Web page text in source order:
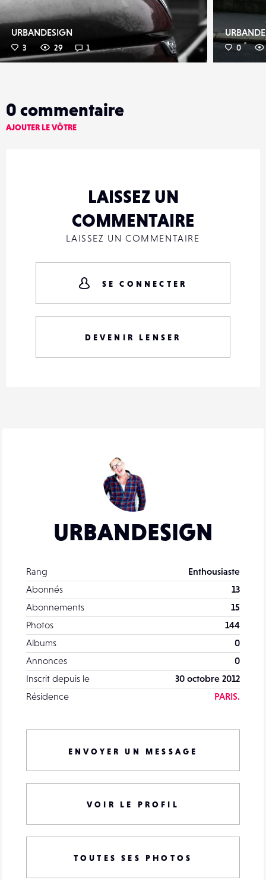
URBANDESIGN
3 29 1 0
URBANDESIGN
Rang
Enthousiaste
Abonnés
13
Abonnements
15
Photos
144
Albums
0
Annonces
0
Inscrit depuis le
30 octobre 2012
Résidence
PARIS.
ENVOYER UN MESSAGE
VOIR LE PROFIL
TOUTES SES PHOTOS
0 commentaire
AJOUTER LE VÔTRE
LAISSEZ UN
COMMENTAIRE
LAISSEZ UN COMMENTAIRE
SE CONNECTER
DEVENIR LENSER